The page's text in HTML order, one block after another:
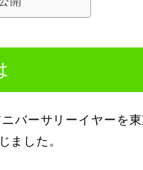
バーサリーイヤーを
ました。